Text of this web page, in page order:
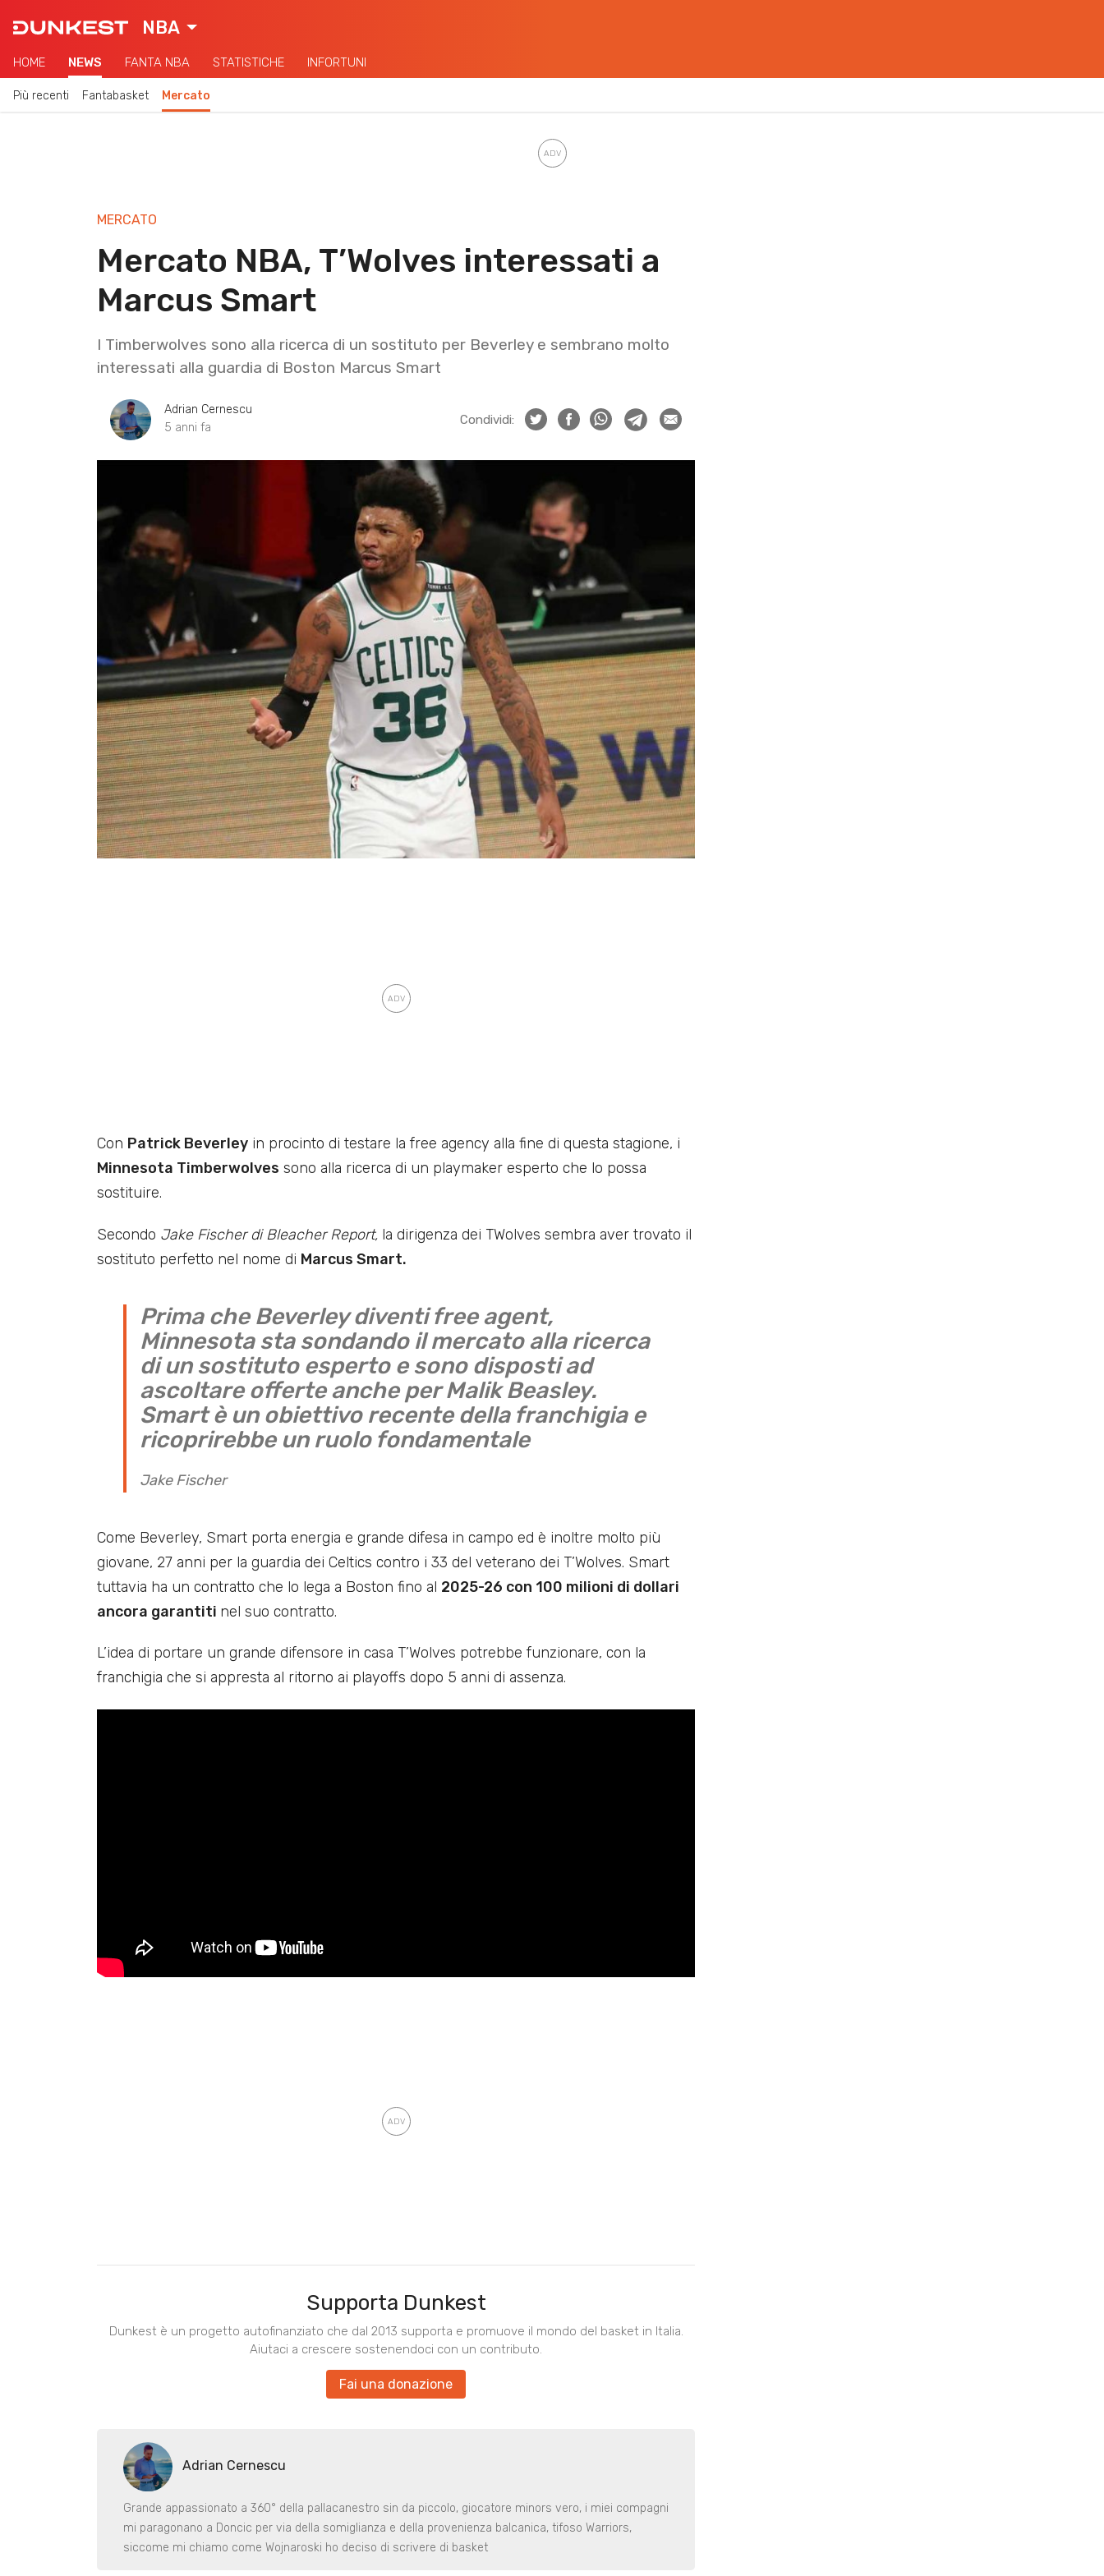
NBA
HOME NEWS FANTA NBA STATISTICHE INFORTUNI
Più recenti Fantabasket Mercato
MERCATO
Mercato NBA, T’Wolves interessati a
Marcus Smart
I Timberwolves sono alla ricerca di un sostituto per Beverley e sembrano molto
interessati alla guardia di Boston Marcus Smart
Adrian Cernescu
5 anni fa
Condividi:
Con Patrick Beverley in procinto di testare la free agency alla fine di questa stagione, i
Minnesota Timberwolves sono alla ricerca di un playmaker esperto che lo possa
sostituire.
Secondo Jake Fischer di Bleacher Report, la dirigenza dei TWolves sembra aver trovato il
sostituto perfetto nel nome di Marcus Smart.
Prima che Beverley diventi free agent,
Minnesota sta sondando il mercato alla ricerca
di un sostituto esperto e sono disposti ad
ascoltare offerte anche per Malik Beasley.
Smart è un obiettivo recente della franchigia e
ricoprirebbe un ruolo fondamentale
Jake Fischer
Come Beverley, Smart porta energia e grande difesa in campo ed è inoltre molto più
giovane, 27 anni per la guardia dei Celtics contro i 33 del veterano dei T’Wolves. Smart
tuttavia ha un contratto che lo lega a Boston fino al 2025-26 con 100 milioni di dollari
ancora garantiti nel suo contratto.
L’idea di portare un grande difensore in casa T’Wolves potrebbe funzionare, con la
franchigia che si appresta al ritorno ai playoffs dopo 5 anni di assenza.
Supporta Dunkest
Dunkest è un progetto autofinanziato che dal 2013 supporta e promuove il mondo del basket in Italia.
Aiutaci a crescere sostenendoci con un contributo.
Fai una donazione
Adrian Cernescu
Grande appassionato a 360° della pallacanestro sin da piccolo, giocatore minors vero, i miei compagni
mi paragonano a Doncic per via della somiglianza e della provenienza balcanica, tifoso Warriors,
siccome mi chiamo come Wojnaroski ho deciso di scrivere di basket